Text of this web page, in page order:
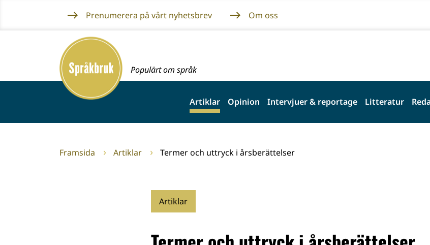
innehållet
Prenumerera på vårt nyhetsbrev Om oss
Framsida
Populärt om språk
Artiklar Opinion Intervjuer & reportage Litteratur
Framsida Artiklar Termer och uttryck i årsberättelser
Artiklar